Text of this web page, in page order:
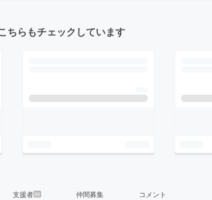
ちらもチェックしています
支援者86 仲間募集 コメント